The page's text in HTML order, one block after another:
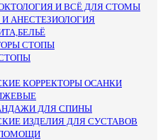
И ВСЁ ДЛЯ СТОМЫ
АНЕСТЕЗИОЛОГИЯ
СТОПЫ
КОРРЕКТОРЫ ОСАНКИ
ДЛЯ СПИНЫ
ИЗДЕЛИЯ ДЛЯ СУСТАВОВ
ПОМОЩИ